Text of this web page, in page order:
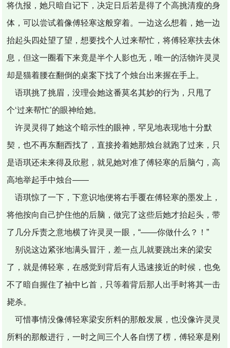
将仇报，她只暗自记下，决定日后若是得了个高挑清瘦的身
体，可以尝试着像傅轻寒这般穿着。一边这么想着，她一边
抬起头四处望了望，想要找个人过来帮忙，将傅轻寒扶去休
息，但这一圈看下来竟是半个人影也无，唯一的活物许灵灵
却是猫着腰在翻倒的桌案下找了个烛台出来握在手上。
语琪挑了挑眉，没理会她这番莫名其妙的行为，只甩了
个‘过来帮忙’的眼神给她。
许灵灵得了她这个暗示性的眼神，罕见地表现地十分默
契，也不再东翻西找了，直接拎着她那烛台就跑了过来，只
是语琪还未来得及欣慰，就见她对准了傅轻寒的后脑勺，高
高地举起手中烛台——
语琪惊了一下，下意识地便将右手覆在傅轻寒的墨发上，
将他按向自己护住他的后脑，做完了这些后她才抬起头，带
了几分斥责之意地横了许灵灵一眼，“——你做什么？！”
别说这边紧张地满头冒汗，差一点儿就要跳出来的梁安
了，就是傅轻寒，在感觉到背后有人迅速接近的时候，也免
不了暗自握住了袖中匕首，只等着背后那人出手时将其一击
毙杀。
可惜事情没像傅轻寒梁安所料的那般发展，也没像许灵灵
所料的那般进行，一时之间三个人各自愣了楞，傅轻寒是刚